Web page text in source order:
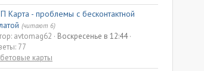
Карта - проблемы с бесконтактной
(читают 6)
avtomag62
Воскресенье в 12:44
77
карты